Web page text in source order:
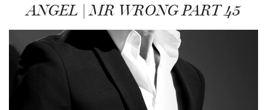
ANGEL | MR WRONG PART 45